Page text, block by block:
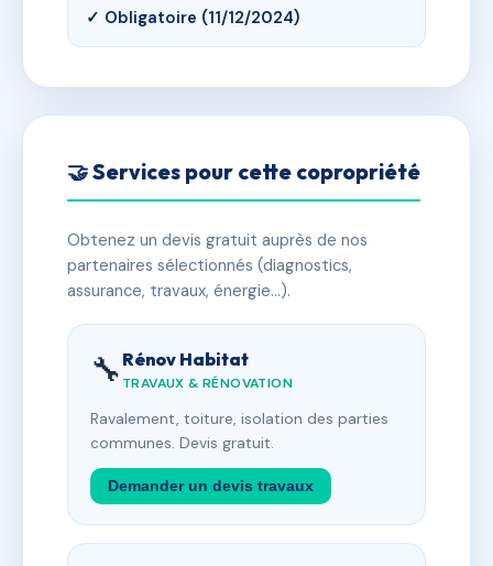
✓ Obligatoire (11/12/2024)
🤝 Services pour cette copropriété
Obtenez un devis gratuit auprès de nos
partenaires sélectionnés (diagnostics,
assurance, travaux, énergie…).
🔧 Rénov Habitat
TRAVAUX & RÉNOVATION
Ravalement, toiture, isolation des parties
communes. Devis gratuit.
Demander un devis travaux